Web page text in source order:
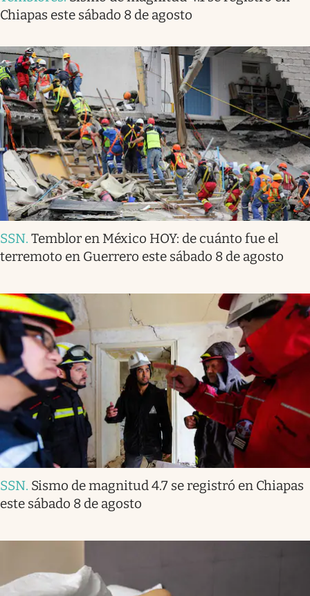
Chiapas este sábado 8 de agosto
SSN. Temblor en México HOY: de cuánto fue el
terremoto en Guerrero este sábado 8 de agosto
SSN. Sismo de magnitud 4.7 se registró en Chiapas
este sábado 8 de agosto